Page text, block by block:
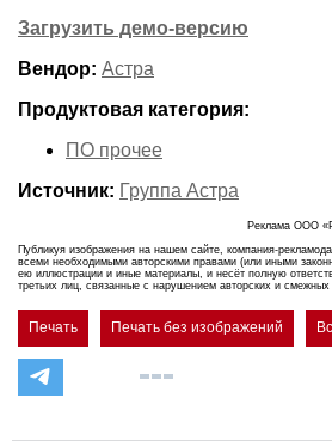
Загрузить демо-версию
Вендор: Астра
Продуктовая категория:
ПО прочее
Источник: Группа Астра
Реклама ООО
Публикуя изображения на нашем сайте, компания-
всеми необходимыми авторскими правами (или иными
ею иллюстрации и иные материалы, и несёт полную
третьих лиц, связанные с нарушением авторских и смежных
Печать Печать без изображений